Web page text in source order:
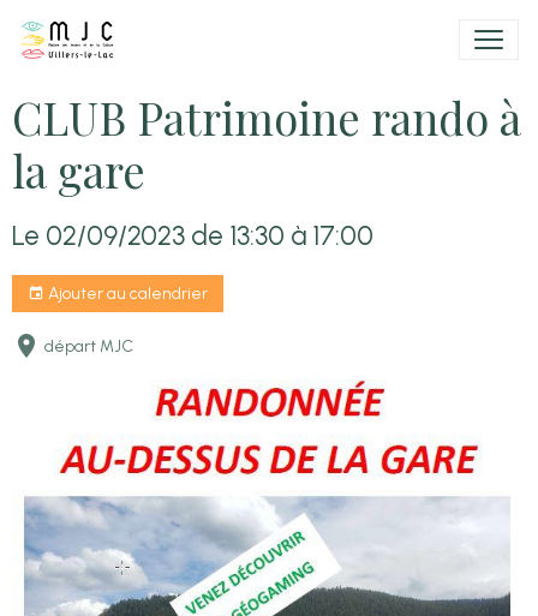
CLUB Patrimoine rando à
la gare
Le 02/09/2023 de 13:30 à 17:00
Ajouter au calendrier
départ MJC